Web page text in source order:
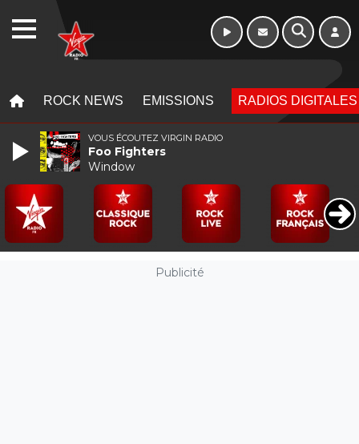
ROCK NEWS EMISSIONS RADIOS DIGITALES
Publicité
VOUS ÉCOUTEZ VIRGIN RADIO
Foo Fighters
Window
WEBRADIO